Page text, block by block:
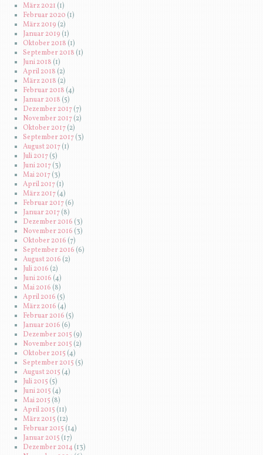
März 2021(1)
Februar 2020 (1)
März 2019 (2)
Januar 2019 (1)
Oktober 2018(1)
September 2018 (1)
Juni 2018 (1)
April 2018(2)
März 2018 (2)
Februar 2018(4)
Januar 2018 (5)
Dezember 2017(7)
November 2017(2)
Oktober 2017(2)
September 2017(3)
August 2017(1)
Juli 2017(5)
Juni 2017(3)
Mai 2017(3)
April 2017(1)
März 2017(4)
Februar 2017(6)
Januar 2017(8)
Dezember 2016 (3)
November 2016 (3)
Oktober 2016(7)
September 2016 (6)
August 2016(2)
Juli 2016(2)
Juni 2016 (4)
Mai 2016 (8)
April 2016(5)
März 2016 (4)
Februar 2016(5)
Januar 2016 (6)
Dezember 2015 (9)
November 2015 (2)
Oktober 2015 (4)
September 2015 (5)
August 2015 (4)
Juli 2015 (5)
Juni 2015 (4)
Mai 2015(8)
April 2015 (11)
März 2015 (12)
Februar 2015 (14)
Januar 2015 (17)
Dezember 2014(13)